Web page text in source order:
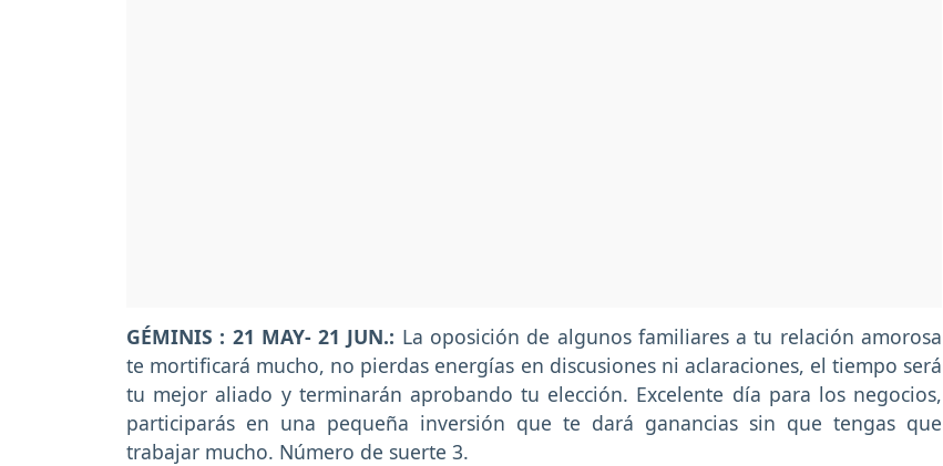
GÉMINIS : 21 MAY- 21 JUN.: La oposición de algunos familiares a tu relación amorosa
te mortificará mucho, no pierdas energías en discusiones ni aclaraciones, el tiempo será
tu mejor aliado y terminarán aprobando tu elección. Excelente día para los negocios,
participarás en una pequeña inversión que te dará ganancias sin que tengas que
trabajar mucho. Número de suerte 3.